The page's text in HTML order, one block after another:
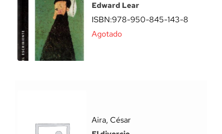
Edward Lear
ISBN:978-950-845-143-8
Agotado
Aira, César